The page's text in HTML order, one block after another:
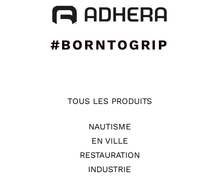
#BORNTOGRIP
TOUS LES PRODUITS
NAUTISME
EN VILLE
RESTAURATION
INDUSTRIE